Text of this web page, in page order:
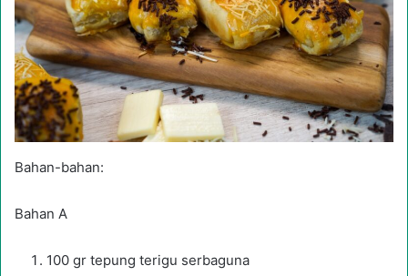
Bahan-bahan:
Bahan A
100 gr tepung terigu serbaguna